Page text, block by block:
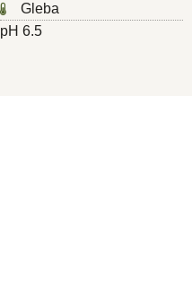
Gleba
pH 6.5